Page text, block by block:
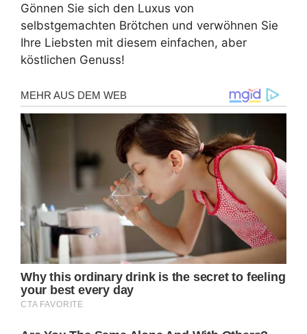
Gönnen Sie sich den Luxus von
selbstgemachten Brötchen und verwöhnen Sie
Ihre Liebsten mit diesem einfachen, aber
köstlichen Genuss!